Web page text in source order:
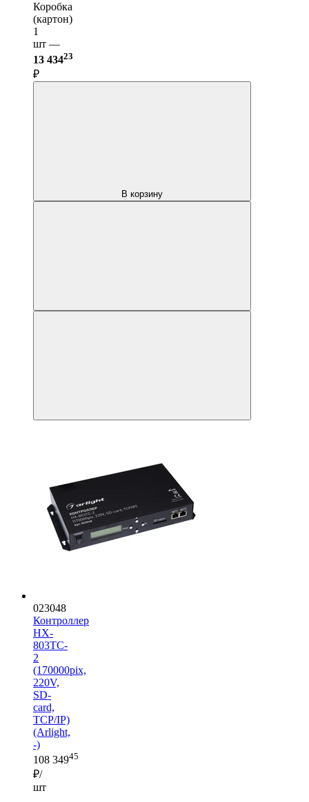
Коробка
(картон)
1
шт —
13 43423
₽
В корзину
023048
Контроллер
HX-
803TC-
2
(170000pix,
220V,
SD-
card,
TCP/IP)
(Arlight,
-)
108 34945
₽/
шт